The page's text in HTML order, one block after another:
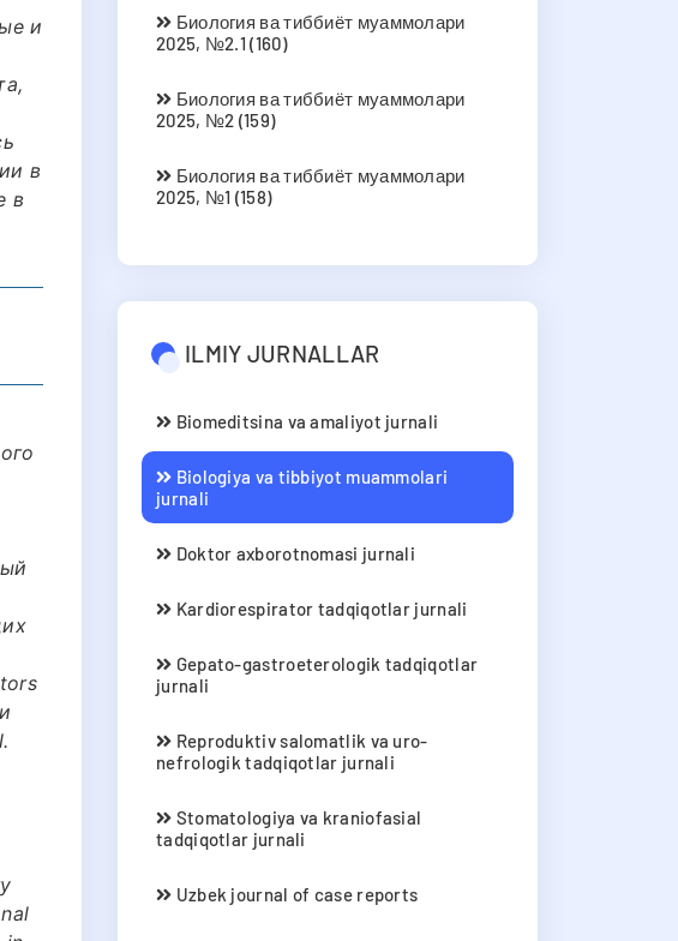
и
в
в
Биология ва тиббиёт муаммолари
2025, №2.1 (160)
Биология ва тиббиёт муаммолари
2025, №2 (159)
Биология ва тиббиёт муаммолари
2025, №1 (158)
ILMIY JURNALLAR
Biomeditsina va amaliyot jurnali
Biologiya va tibbiyot muammolari
jurnali
Doktor axborotnomasi jurnali
Kardiorespirator tadqiqotlar jurnali
Gepato-gastroeterologik tadqiqotlar
jurnali
Reproduktiv salomatlik va uro-
nefrologik tadqiqotlar jurnali
Stomatologiya va kraniofasial
tadqiqotlar jurnali
Uzbek journal of case reports